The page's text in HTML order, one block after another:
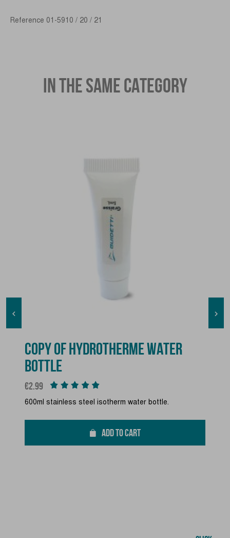
Reference 01-5910 / 20 / 21
IN THE SAME CATEGORY

COPY OF HYDROTHERME WATER
BOTTLE
Price
€2.99
600ml stainless steel isotherm water bottle.
ADD TO CART
